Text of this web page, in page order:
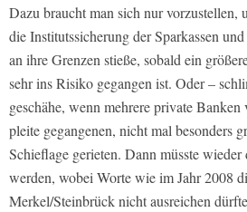
Dazu braucht man sich nur vorzustellen,
die Institutssicherung der Sparkassen
an ihre Grenzen stieße, sobald ein
sehr ins Risiko gegangen ist. Oder –
geschähe, wenn mehrere private
pleite gegangenen, nicht mal besonders
Schieflage gerieten. Dann müsste
werden, wobei Worte wie im Jahr 2008
Merkel/Steinbrück nicht ausreichen